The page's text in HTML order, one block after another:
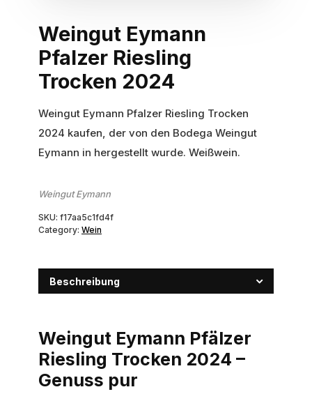
Weingut Eymann
Pfalzer Riesling
Trocken 2024
Weingut Eymann Pfalzer Riesling Trocken
2024 kaufen, der von den Bodega Weingut
Eymann in hergestellt wurde. Weißwein.
Weingut Eymann
SKU: f17aa5c1fd4f
Category: Wein
Beschreibung
Weingut Eymann Pfälzer
Riesling Trocken 2024 –
Genuss pur